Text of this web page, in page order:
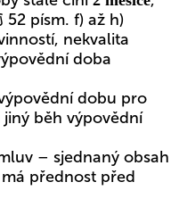
52 písm. f) až h)
nekvalita
doba
dobu pro
běh výpovědní
– sjednaný obsah
přednost před